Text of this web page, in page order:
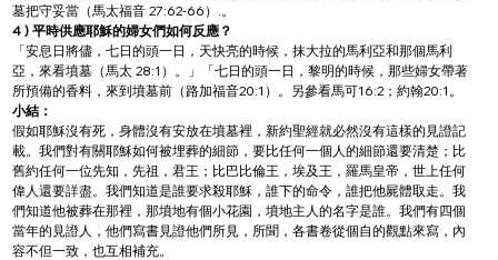
墓把守妥當（馬太福音 27:62-66）.。
4 ) 平時供應耶穌的婦女們如何反應？
「安息日將儘，七日的頭一日，天快亮的時候，抹大拉的馬利亞和那個馬利
亞，來看墳墓（馬太 28:1）。」「七日的頭一日，黎明的時候，那些婦女帶著
所預備的香料，來到墳墓前（路加福音20:1）。另參看馬可16:2；約翰20:1。
小結：
假如耶穌沒有死，身體沒有安放在墳墓裡，新約聖經就必然沒有這樣的見證記
載。我們對有關耶穌如何被埋葬的細節，要比任何一個人的細節還要清楚；比
舊約任何一位先知，先祖，君王；比巴比倫王，埃及王，羅馬皇帝，世上任何
偉人還要詳盡。我們知道是誰要求殺耶穌，誰下的命令，誰把他屍體取走。我
們知道他被葬在那裡，那墳地有個小花園，墳地主人的名字是誰。我們有四個
當年的見證人，他們寫書見證他們所見，所聞，各書卷從個自的觀點來寫，內
容不但一致，也互相補充。